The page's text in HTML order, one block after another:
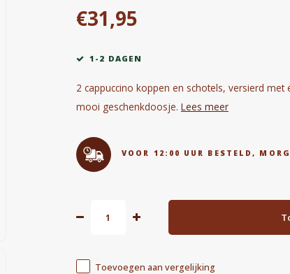
€31,95
1-2 DAGEN
2 cappuccino koppen en schotels, versierd
mooi geschenkdoosje. Lees meer
VOOR 12:00 UUR BESTELD,
Toevoegen aan vergelijking